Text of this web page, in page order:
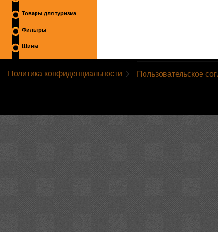
Товары для туризма
Фильтры
Шины
Политика конфиденциальности Пользовательское